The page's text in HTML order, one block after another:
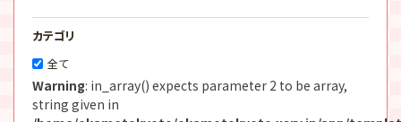
カテゴリ
全て
Warning: in_array() expects parameter 2 to be array,
string given in